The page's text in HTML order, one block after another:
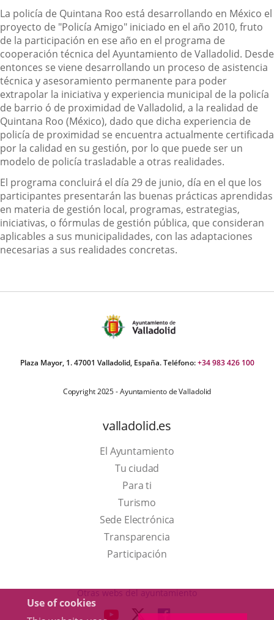
Use of cookies
La policía de Quintana Roo está desarrollando en México el
proyecto de "Policía Amigo" iniciado en el año 2010, fruto
de la participación en ese año en el programa de
cooperación técnica del Ayuntamiento de Valladolid. Desde
entonces se viene desarrollando un proceso de asistencia
técnica y asesoramiento permanente para poder
extrapolar la iniciativa y experiencia municipal de la policía
de barrio ó de proximidad de Valladolid, a la realidad de
Quintana Roo (México), dado que dicha experiencia de
policía de proximidad se encuentra actualmente certificada
por la calidad en su gestión, por lo que puede ser un
modelo de policía trasladable a otras realidades.
El programa concluirá el día 29 de junio, día en el que los
participantes presentarán las buenas prácticas aprendidas
en materia de gestión local, programas, estrategias,
iniciativas, o fórmulas de gestión pública, que consideran
aplicables a sus municipalidades, con las adaptaciones
necesarias a sus realidades concretas.
Plaza Mayor, 1. 47001 Valladolid, España. Teléfono:+34 983 426 100
Copyright 2025 - Ayuntamiento de Valladolid
valladolid.es
El Ayuntamiento
Tu ciudad
Para ti
TurismoThis
link
will
open
a
Sede Electrónica
Transparencia
Participación
Otras webs del ayuntamiento
LINK LINKLINK